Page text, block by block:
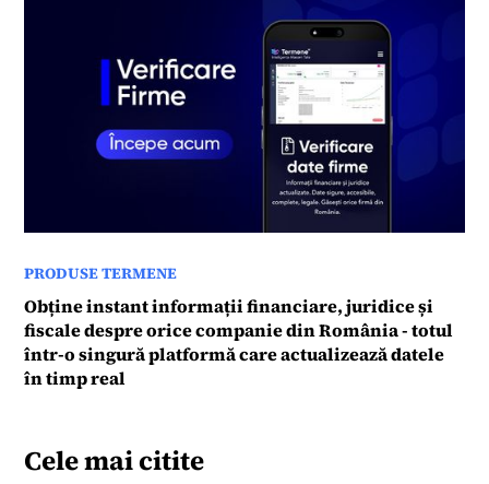
PRODUSE TERMENE
Obține instant informații financiare, juridice și
fiscale despre orice companie din România - totul
într-o singură platformă care actualizează datele
în timp real
Cele mai citite